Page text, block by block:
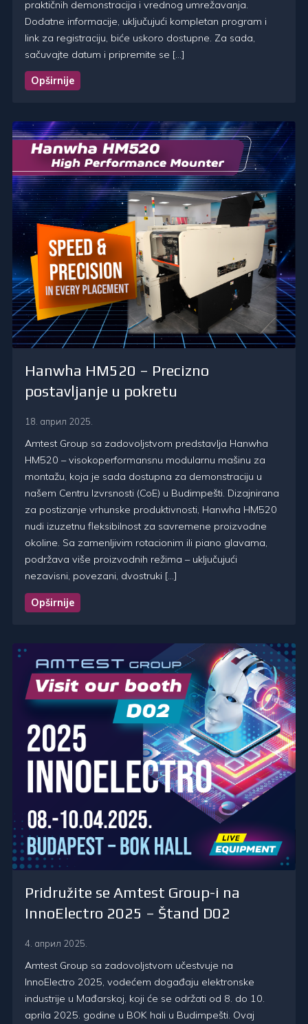
praktičnih demonstracija i vrednog umrežavanja.
Dodatne informacije, uključujući kompletan program i
link za registraciju, biće uskoro dostupne. Za sada,
sačuvajte datum i pripremite se […]
Opširnije
Hanwha HM520 – Precizno
postavljanje u pokretu
18. април 2025.
Amtest Group sa zadovoljstvom predstavlja Hanwha
HM520 – visokoperformansnu modularnu mašinu za
montažu, koja je sada dostupna za demonstraciju u
našem Centru Izvrsnosti (CoE) u Budimpešti. Dizajnirana
za postizanje vrhunske produktivnosti, Hanwha HM520
nudi izuzetnu fleksibilnost za savremene proizvodne
okoline. Sa zamenljivim rotacionim ili piano glavama,
podržava više proizvodnih režima – uključujući
nezavisni, povezani, dvostruki […]
Opširnije
Pridružite se Amtest Group-i na
InnoElectro 2025 – Štand D02
4. април 2025.
Amtest Group sa zadovoljstvom učestvuje na
InnoElectro 2025, vodećem događaju elektronske
industrije u Mađarskoj, koji će se održati od 8. do 10.
aprila 2025. godine u BOK hali u Budimpešti. Ovaj